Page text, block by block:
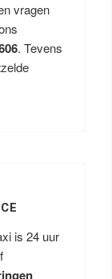
vragen
. Tevens
is 24 uur